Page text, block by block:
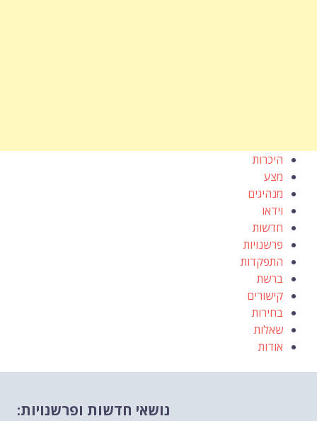
היכרות
מצע
מנהיגים
וידאו
חדשות
פרשנויות
התפקדות
ברשת
קישורים
בחירות
שאלות
אודות
נושאי חדשות ופרשנויות: